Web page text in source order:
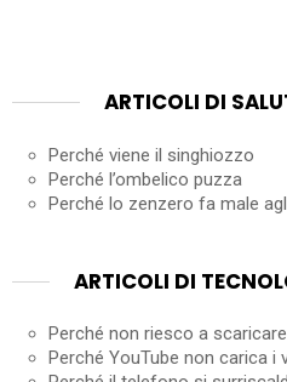
ARTICOLI DI
Perché viene il singhiozzo
Perché l’ombelico puzza
Perché lo zenzero fa male
ARTICOLI DI
Perché non riesco a
Perché YouTube non carica i